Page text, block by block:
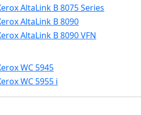
AltaLink B 8075 Series
AltaLink B 8090
AltaLink B 8090 VFN
WC 5945
WC 5955 i